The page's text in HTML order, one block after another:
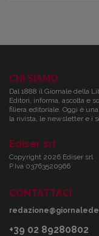
CHI SIAMO
Dal 1888 il Giornale della
Editori, informa, ascolta e
filiera editoriale. Oggi è
la rivista, le newsletter e i
Ediser srl
Copyright 2026 Ediser srl
P.Iva 03763520966
CONTATTACI
+39 02 89280802